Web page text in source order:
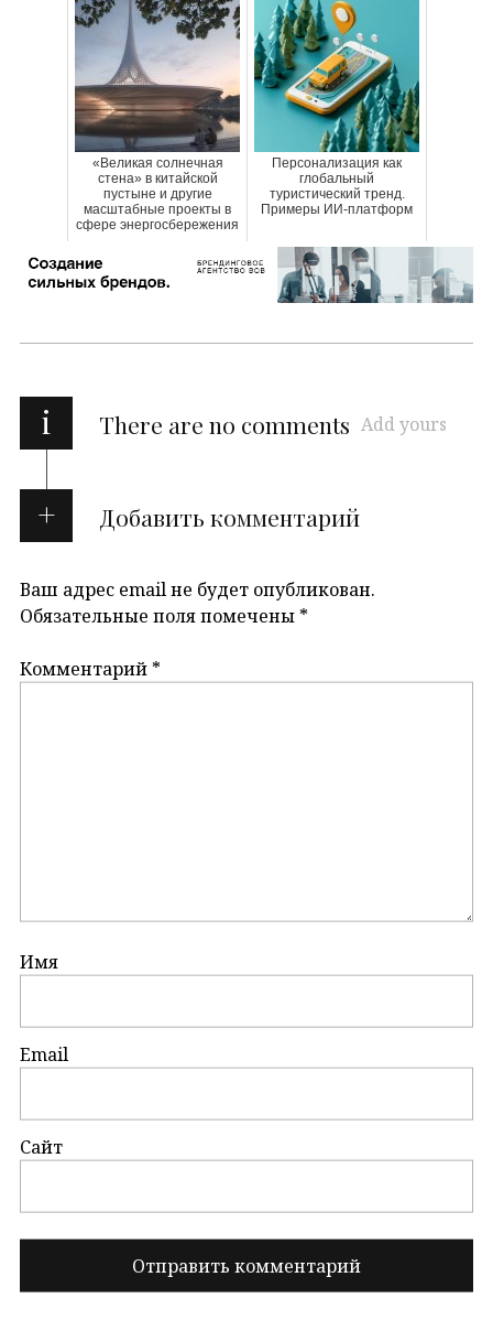
«Великая солнечная
стена» в китайской
пустыне и другие
масштабные проекты в
сфере энергосбережения
Персонализация как
глобальный
туристический тренд.
Примеры ИИ-платформ
i There are no comments Add yours
Добавить комментарий
Ваш адрес email не будет опубликован.
Обязательные поля помечены *
Комментарий *
Имя
Email
Сайт